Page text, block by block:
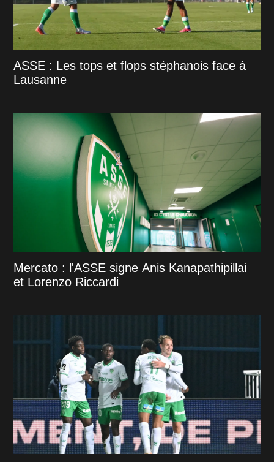
ASSE : Les tops et flops stéphanois face à
Lausanne
Mercato : l'ASSE signe Anis Kanapathipillai
et Lorenzo Riccardi